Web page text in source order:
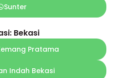
Sunter
Bekasi
Pratama
Indah Bekasi